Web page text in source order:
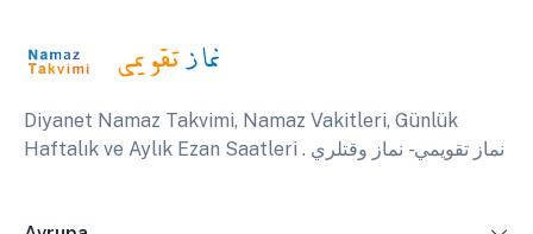
Diyanet Namaz Takvimi, Namaz Vakitleri, Günlük
Haftalık ve Aylık Ezan Saatleri . نماز تقويمي - نماز وقتلري